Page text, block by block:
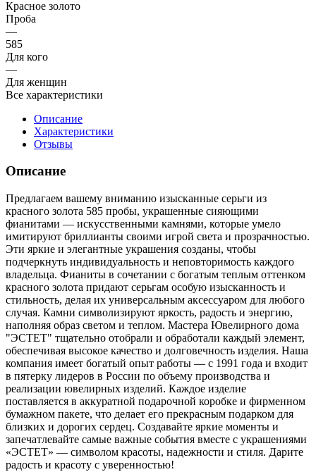
Красное золото
Проба
—
585
Для кого
—
Для женщин
Все характеристики
Описание
Характеристики
Отзывы
Описание
Предлагаем вашему вниманию изысканные серьги из
красного золота 585 пробы, украшенные сияющими
фианитами — искусственными камнями, которые умело
имитируют бриллианты своими игрой света и прозрачностью.
Эти яркие и элегантные украшения созданы, чтобы
подчеркнуть индивидуальность и неповторимость каждого
владельца. Фианиты в сочетании с богатым теплым оттенком
красного золота придают серьгам особую изысканность и
стильность, делая их универсальным аксессуаром для любого
случая. Камни символизируют яркость, радость и энергию,
наполняя образ светом и теплом. Мастера Ювелирного дома
"ЭСТЕТ" тщательно отобрали и обработали каждый элемент,
обеспечивая высокое качество и долговечность изделия. Наша
компания имеет богатый опыт работы — с 1991 года и входит
в пятерку лидеров в России по объему производства и
реализации ювелирных изделий. Каждое изделие
поставляется в аккуратной подарочной коробке и фирменном
бумажном пакете, что делает его прекрасным подарком для
близких и дорогих сердец. Создавайте яркие моменты и
запечатлевайте самые важные события вместе с украшениями
«ЭСТЕТ» — символом красоты, надежности и стиля. Дарите
радость и красоту с уверенностью!